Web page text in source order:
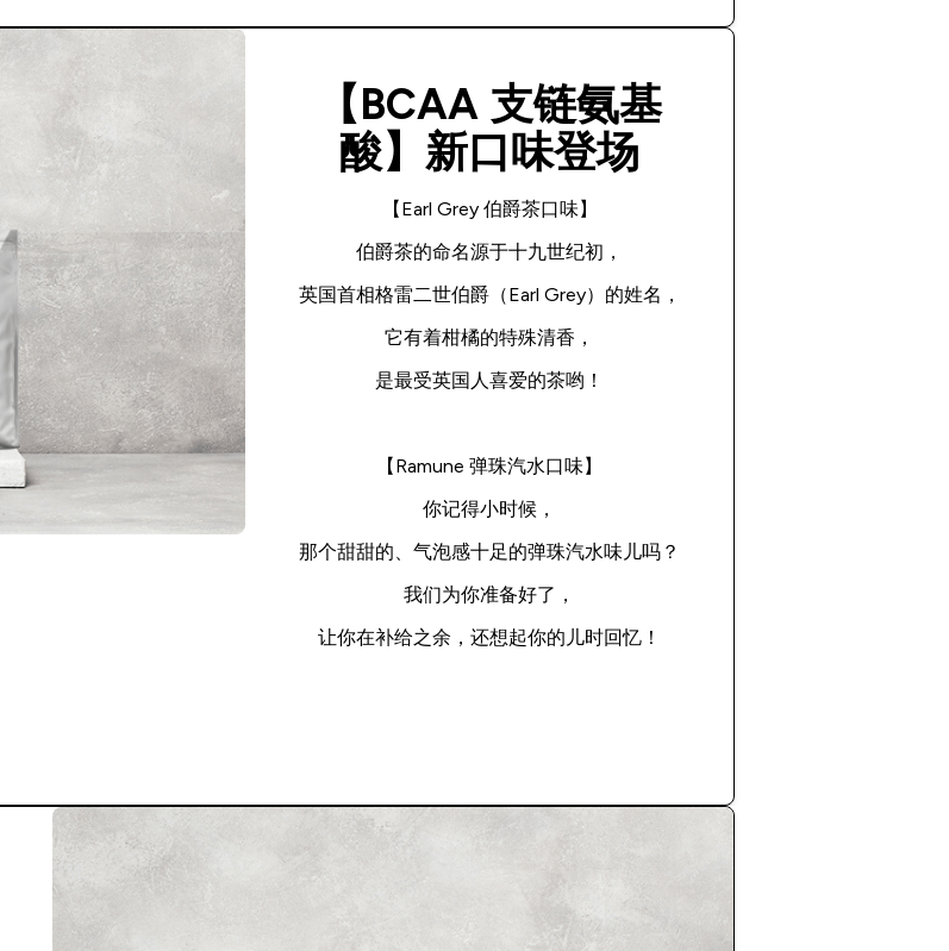
【BCAA 支链氨基
酸】新口味登场
【Earl Grey 伯爵茶口味】
伯爵茶的命名源于十九世纪初，
英国首相格雷二世伯爵（Earl Grey）的姓名，
它有着柑橘的特殊清香，
是最受英国人喜爱的茶哟！
【Ramune 弹珠汽水口味】
你记得小时候，
那个甜甜的、气泡感十足的弹珠汽水味儿吗？
我们为你准备好了，
让你在补给之余，还想起你的儿时回忆！